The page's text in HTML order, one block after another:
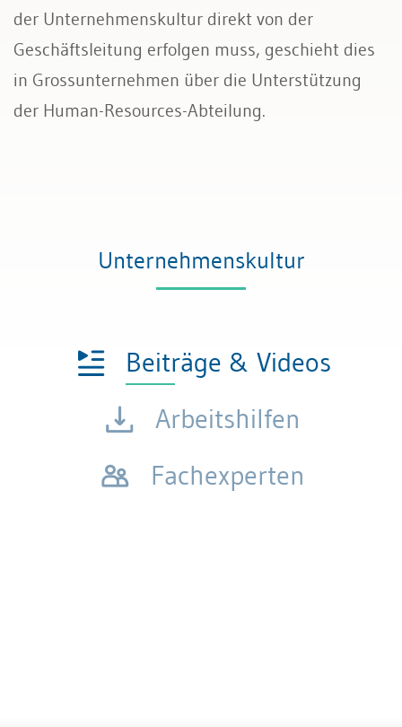
Nachfolgeplanung
Künstliche Intelligenz
der Unternehmenskultur direkt von der
Geschäftsleitung erfolgen muss, geschieht dies
in Grossunternehmen über die Unterstützung
der Human-Resources-Abteilung.
Unternehmenskultur
Beiträge & Videos
Arbeitshilfen
Fachexperten